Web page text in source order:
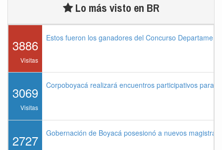
Lo más visto en BR
3886
Visitas
Estos fueron los ganadores del Concurso
3069
Visitas
Corpoboyacá realizará encuentros participativos para
2727 Gobernación de Boyacá posesionó a nuevos